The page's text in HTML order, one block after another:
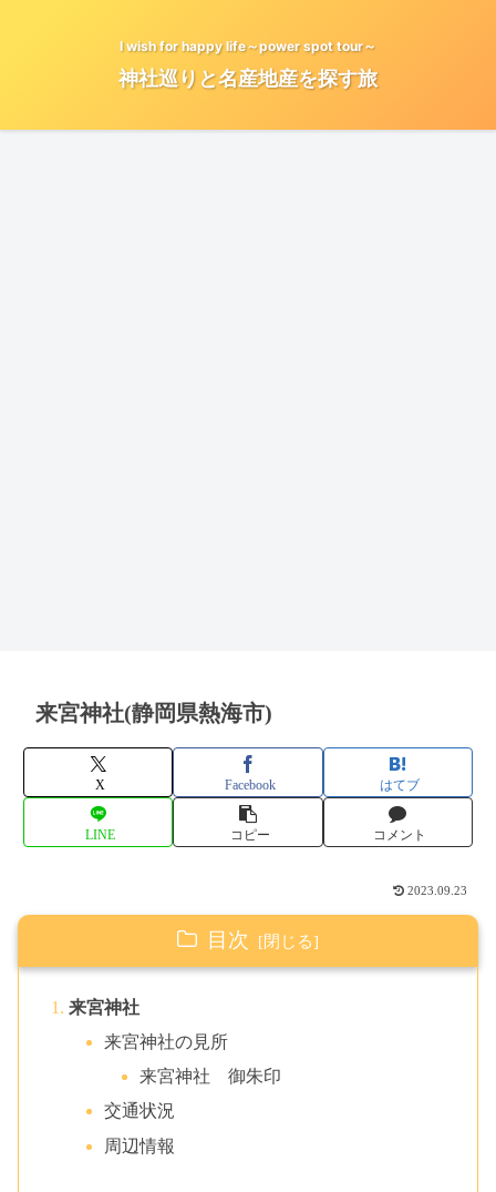
I wish for happy life～power spot tour～
神社巡りと名産地産を探す旅
来宮神社(静岡県熱海市)
X Facebook はてブ
LINE コピー コメント
2023.09.23
目次
来宮神社
来宮神社の見所
来宮神社 御朱印
交通状況
周辺情報